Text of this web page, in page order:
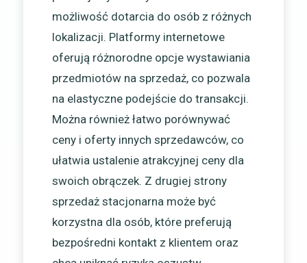
możliwość dotarcia do osób z różnych
lokalizacji. Platformy internetowe
oferują różnorodne opcje wystawiania
przedmiotów na sprzedaż, co pozwala
na elastyczne podejście do transakcji.
Można również łatwo porównywać
ceny i oferty innych sprzedawców, co
ułatwia ustalenie atrakcyjnej ceny dla
swoich obrączek. Z drugiej strony
sprzedaż stacjonarna może być
korzystna dla osób, które preferują
bezpośredni kontakt z klientem oraz